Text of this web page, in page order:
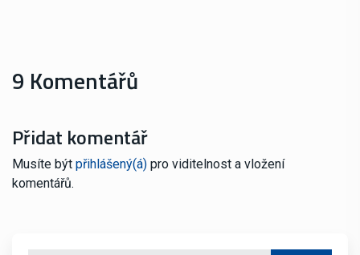
9 Komentářů
Přidat komentář
Musíte být přihlášený(á) pro viditelnost a vložení
komentářů.